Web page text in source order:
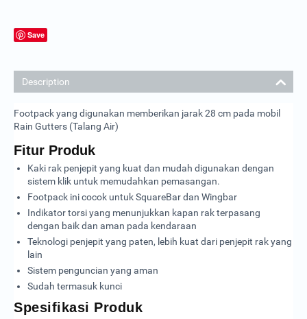
Save
Description
Footpack yang digunakan memberikan jarak 28 cm pada mobil
Rain Gutters (Talang Air)
Fitur Produk
Kaki rak penjepit yang kuat dan mudah digunakan dengan
sistem klik untuk memudahkan pemasangan.
Footpack ini cocok untuk SquareBar dan Wingbar
Indikator torsi yang menunjukkan kapan rak terpasang
dengan baik dan aman pada kendaraan
Teknologi penjepit yang paten, lebih kuat dari penjepit rak yang
lain
Sistem penguncian yang aman
Sudah termasuk kunci
Spesifikasi Produk